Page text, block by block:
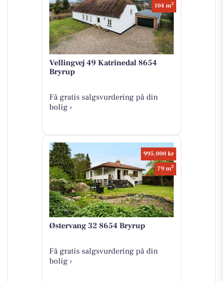
104 m2
Vellingvej 49 Katrinedal 8654
Bryrup
Få gratis salgsvurdering på din
bolig ›
995.000 kr
79 m2
Østervang 32 8654 Bryrup
Få gratis salgsvurdering på din
bolig ›